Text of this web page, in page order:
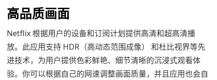
高品质画面
Netflix 根据用户的设备和订阅计划提供高清和超高清播
放。此应用支持 HDR（高动态范围成像） 和杜比视界等先
进技术，为用户提供色彩鲜艳、细节清晰的沉浸式观看体
验。你可以根据自己的网速调整画面质量，并且应用也会自